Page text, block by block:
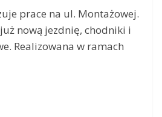
prace na ul. Montażowej.
nową jezdnię, chodniki i
Realizowana w ramach